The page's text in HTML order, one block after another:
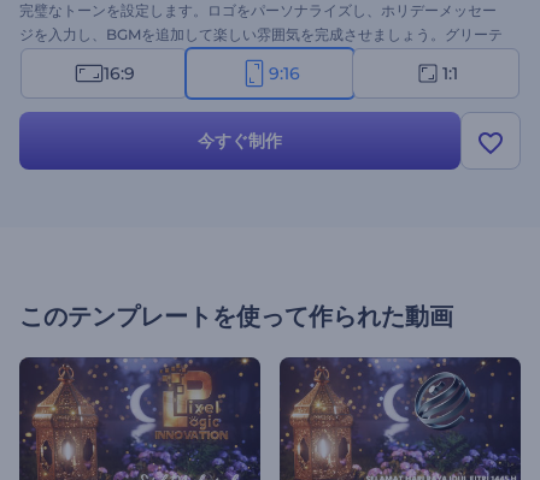
完璧なトーンを設定します。ロゴをパーソナライズし、ホリデーメッセー
ジを入力し、BGMを追加して楽しい雰囲気を完成させましょう。グリーテ
ィングビデオ、ホリデー招待状、プロモーションビデオ、お祝いのプレゼ
ンテーションのオープニングなどに最適です。今すぐ作成し、ラマダンの
16:9 9:16 1:1
今すぐ制作
このテンプレートを使って作られた動画